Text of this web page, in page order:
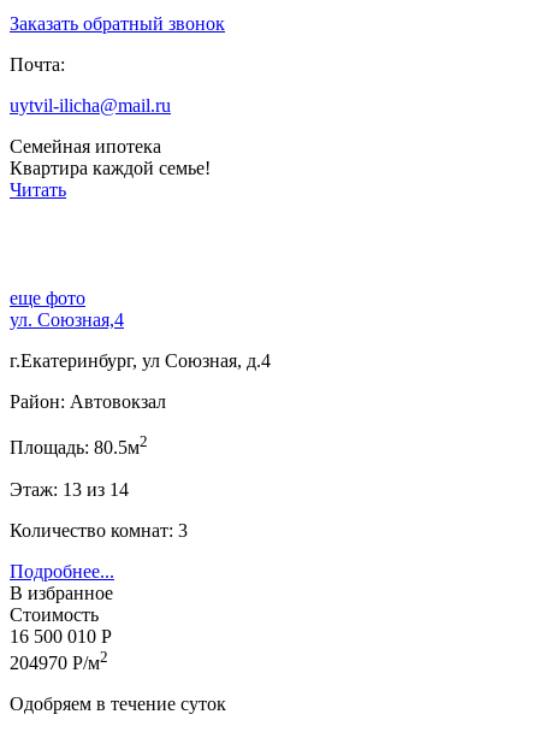
Заказать обратный звонок
Почта:
uytvil-ilicha@mail.ru
Семейная ипотека
Квартира каждой семье!
Читать
еще фото
ул. Союзная,4
г.Екатеринбург, ул Союзная, д.4
Район: Автовокзал
Площадь: 80.5м2
Этаж: 13 из 14
Количество комнат: 3
Подробнее...
В избранное
Стоимость
16 500 010 Р
204970 Р/м2
Одобряем в течение суток